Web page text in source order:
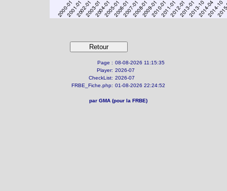
Page : 08-08-2026 11:15:35
Player: 2026-07
CheckList: 2026-07
FRBE_Fiche.php: 01-08-2026 22:24:52
par GMA (pour la FRBE)